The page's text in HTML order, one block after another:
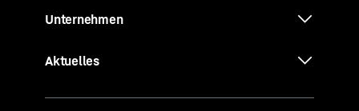
Unternehmen
Aktuelles